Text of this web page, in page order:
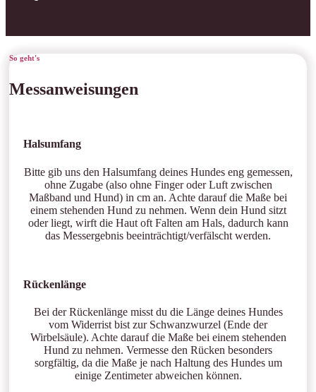
So geht's
Messanweisungen
Halsumfang
Bitte gib uns den Halsumfang deines Hundes eng gemessen,
ohne Zugabe (also ohne Finger oder Luft zwischen
Maßband und Hund) in cm an. Achte darauf die Maße bei
einem stehenden Hund zu nehmen. Wenn dein Hund sitzt
oder liegt, wirft die Haut oft Falten am Hals, dadurch kann
das Messergebnis beeinträchtigt/verfälscht werden.
Rückenlänge
Bei der Rückenlänge misst du die Länge deines Hundes
vom Widerrist bist zur Schwanzwurzel (Ende der
Wirbelsäule). Achte darauf die Maße bei einem stehenden
Hund zu nehmen. Vermesse den Rücken besonders
sorgfältig, da die Maße je nach Haltung des Hundes um
einige Zentimeter abweichen können.